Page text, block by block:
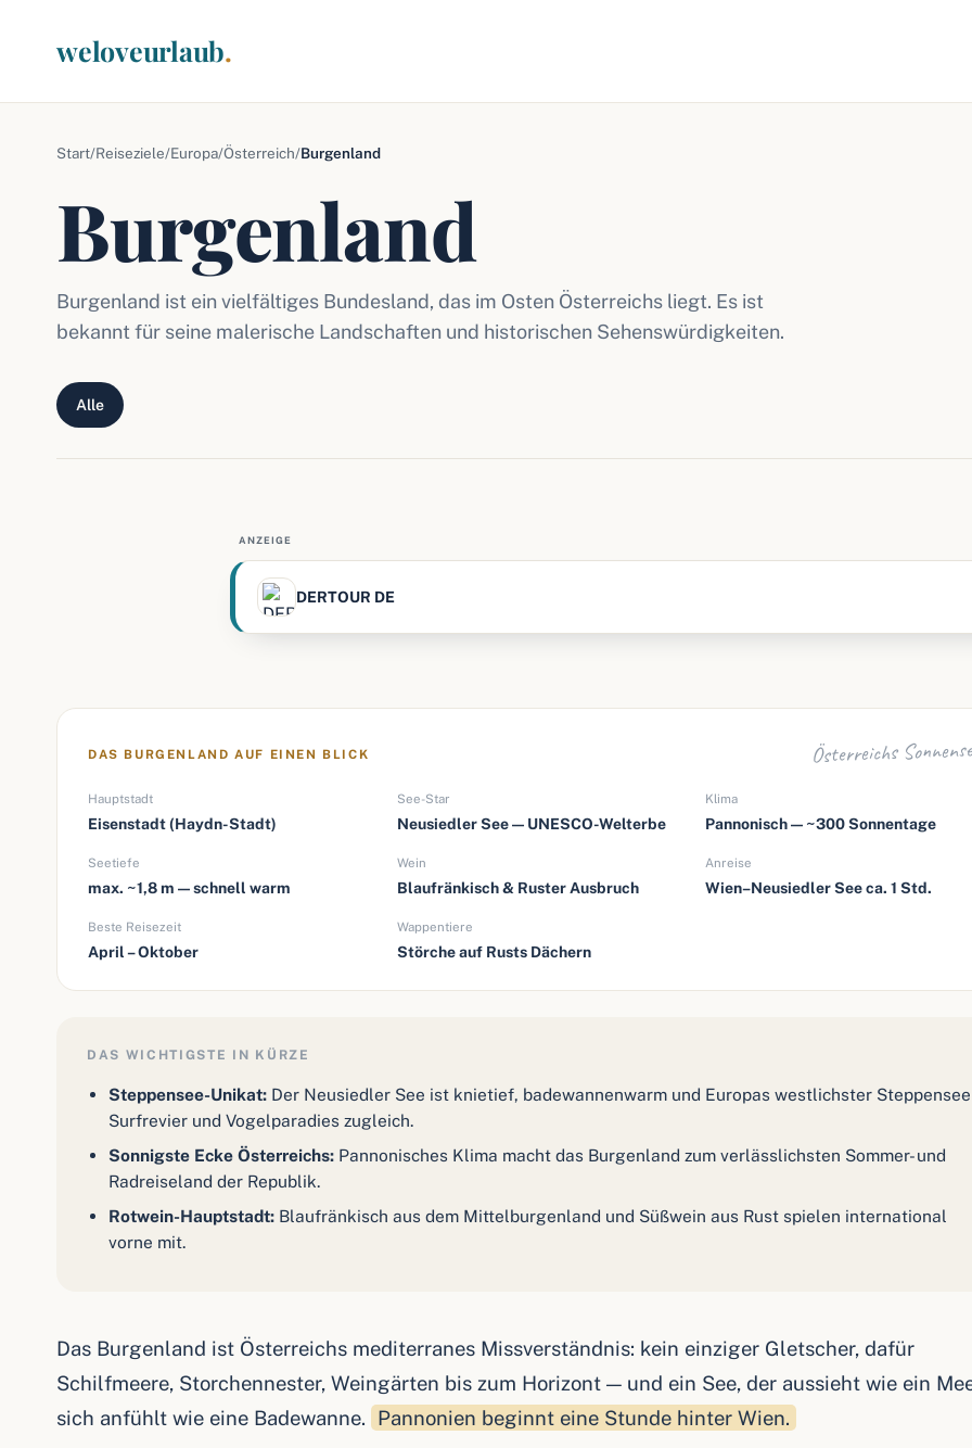
weloveurlaub.
Start/Reiseziele/Europa/Österreich/Burgenland
Burgenland
Burgenland ist ein vielfältiges Bundesland, das im Osten Österreichs liegt. Es ist
bekannt für seine malerische Landschaften und historischen Sehenswürdigkeiten.
Alle
ANZEIGE
DERTOUR DE
DAS BURGENLAND AUF EINEN BLICK Österreichs
Hauptstadt
Eisenstadt (Haydn-Stadt)
See-Star
Neusiedler See — UNESCO-Welterbe
Klima
Pannonisch — ~300 Sonnentage
Seetiefe
max. ~1,8 m — schnell warm
Wein
Blaufränkisch & Ruster Ausbruch
Anreise
Wien–Neusiedler See ca. 1 Std.
Beste Reisezeit
April – Oktober
Wappentiere
Störche auf Rusts Dächern
DAS WICHTIGSTE IN KÜRZE
Steppensee-Unikat: Der Neusiedler See ist knietief, badewannenwarm und Europas westlichster
Surfrevier und Vogelparadies zugleich.
Sonnigste Ecke Österreichs: Pannonisches Klima macht das Burgenland zum verlässlichsten Sommer- und
Radreiseland der Republik.
Rotwein-Hauptstadt: Blaufränkisch aus dem Mittelburgenland und Süßwein aus Rust spielen international
vorne mit.
Das Burgenland ist Österreichs mediterranes Missverständnis: kein einziger Gletscher, dafür
Schilfmeere, Storchennester, Weingärten bis zum Horizont — und ein See, der aussieht wie ein
sich anfühlt wie eine Badewanne. Pannonien beginnt eine Stunde hinter Wien.